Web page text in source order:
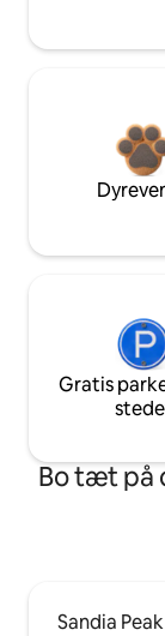
Gratis
Bo tæt på
Sandia